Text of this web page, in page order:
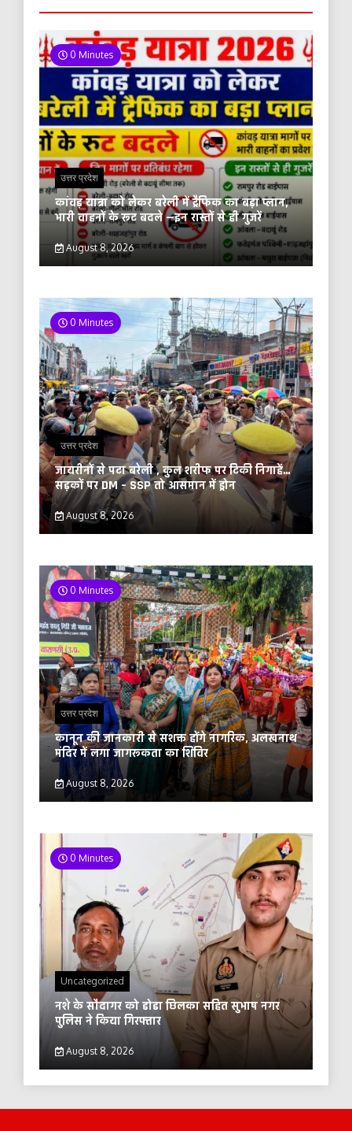
0 Minutes
उत्तर प्रदेश
कांवड़ यात्रा को लेकर बरेली में ट्रैफिक का बड़ा प्लान,
भारी वाहनों के रूट बदले —इन रास्तों से ही गुजरें
August 8, 2026
0 Minutes
उत्तर प्रदेश
जायरीनों से पटा बरेली , कुल शरीफ पर टिकी निगाहें…
सड़कों पर DM – SSP तो आसमान में ड्रोन
August 8, 2026
0 Minutes
उत्तर प्रदेश
कानून की जानकारी से सशक्त होंगे नागरिक, अलखनाथ
मंदिर में लगा जागरूकता का शिविर
August 8, 2026
0 Minutes
Uncategorized
नशे के सौदागर को डोडा छिलका सहित सुभाष नगर
पुलिस ने किया गिरफ्तार
August 8, 2026